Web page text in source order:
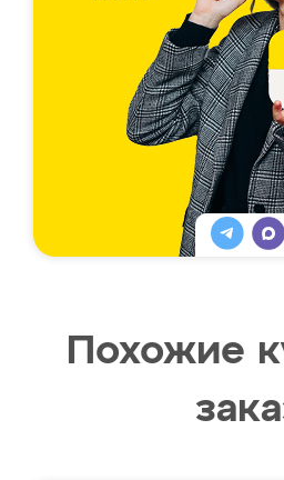
Похожие